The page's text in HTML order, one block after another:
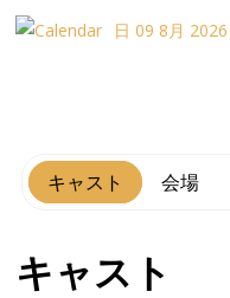
日 09 8月
キャスト 会場
キャスト